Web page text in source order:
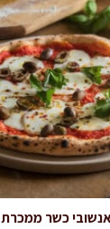
כשר ממכרת